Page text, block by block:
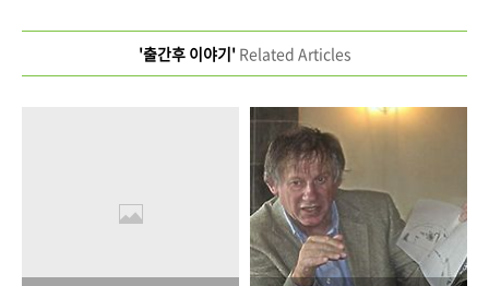
'출간후 이야기'Related Articles